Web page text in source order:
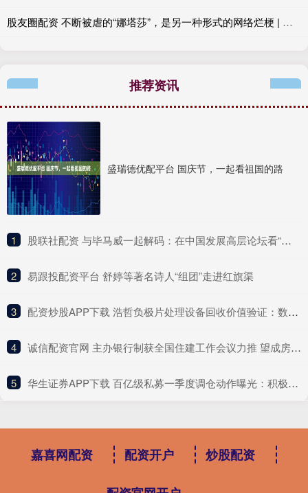
股友圈配资 不断被虐的“娜塔莎”，是另一种形式的网络烂梗 | 封面评论
推荐资讯
盛瑞德优配平台 国庆节，一起看祖国的路
1 ​股联社配资 与毕马威一起解码：在中国发展高层论坛看“十五五”规划里的中国机遇
2 ​易跟投配资平台 舒婷等著名诗人“组团”走进红旗渠
3 ​配资炒股APP下载 浩哲负极片处理设备回收价值验证：数据见证 “废料” 的逆袭
4 ​诚信配资官网 主办银行制获全国住建工作会议力推 望成房地产新模式三大基础制度之一
5 ​华生证券APP下载 百亿级私募一季度调仓动作曝光：积极加码科技 认准AI产业链
嘉喜网配资 配资开户 炒股配资